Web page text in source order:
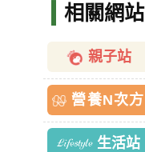
相關網站
親子站
營養N次方
生活站